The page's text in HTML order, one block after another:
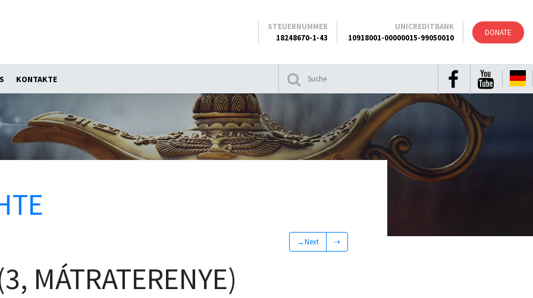
DONATE
KONTAKTE
STEUERNUMMER
18248670-1-43
UNICREDITBANK
10918001-00000015-99050010
→Next ⇢
MÁTRATERENYE)